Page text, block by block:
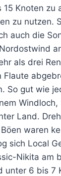
15 Knoten zu
zu nutzen.
auch die
als drei
Flaute
So gut wie
Windloch,
Land.
waren
sich Local
Nikita am
unter 6 bis 7